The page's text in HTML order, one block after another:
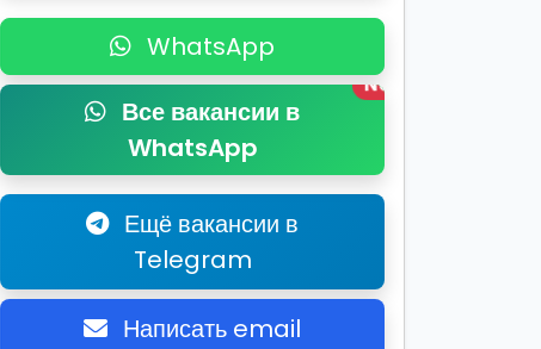
WhatsApp
Все вакансии в
WhatsApp
New
Ещё вакансии в
Telegram
Написать email